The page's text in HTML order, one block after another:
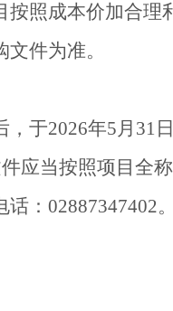
照成本价加合理
件为准。
，于2026年5月 31 日
应当按照项目全称
话： 02887347402。